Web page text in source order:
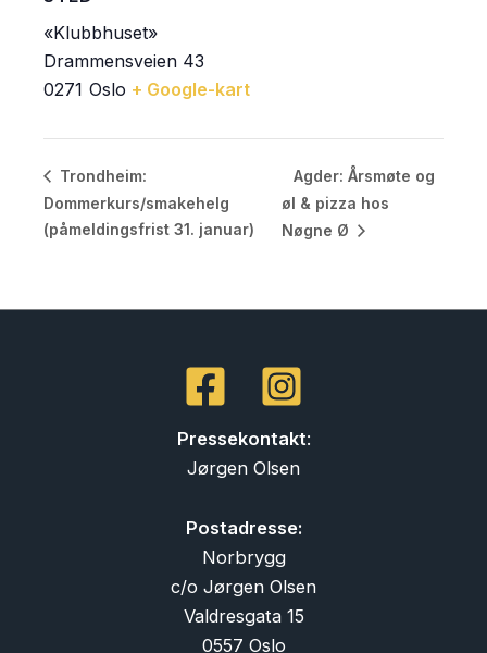
«Klubbhuset»
Drammensveien 43
Oslo
0271 + Google-kart
Trondheim:
Dommerkurs/smakehelg
(påmeldingsfrist 31. januar)
Agder: Årsmøte og
øl & pizza hos
Nøgne Ø
Pressekontakt:
Jørgen Olsen
Postadresse:
Norbrygg
c/o Jørgen Olsen
Valdresgata 15
0557 Oslo